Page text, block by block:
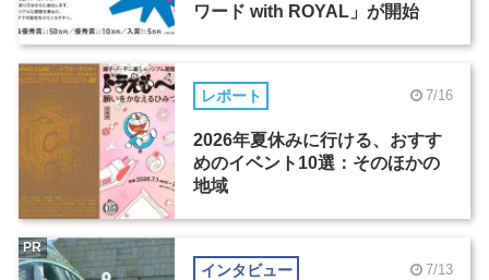
ワード with ROYAL」が開始
レポート 7/16
2026年夏休みに行ける、おすす
めのイベント10選：そのほかの
地域
インタビュー 7/13
PR